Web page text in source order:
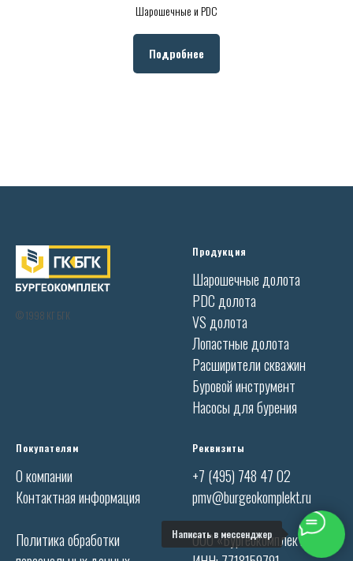
Шарошечные и PDC
Подробнее
Написать в мессенджер
© 1998 КГ БГК
Продукция
Шарошечные долота
PDC долота
VS долота
Лопастные долота
Расширители скважин
Буровой инструмент
Насосы для бурения
Покупателям
О компании
Контактная информация
Политика обработки
Реквизиты
+7 (495) 748 47 02
pmv@burgeokomplekt.ru
ООО «Бургеокомплект»